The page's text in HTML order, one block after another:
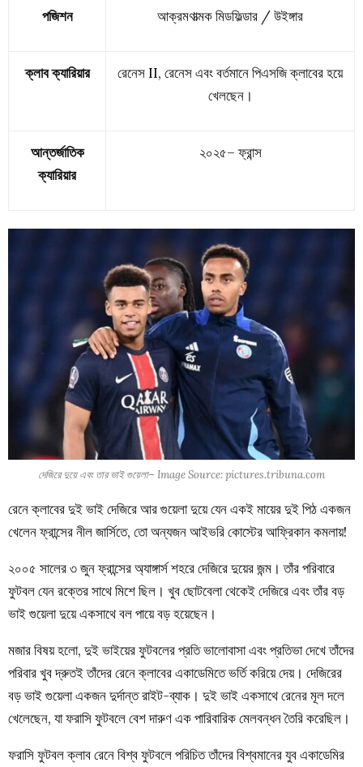
পজিশন আক্রমণাত্মক মিডফিল্ডার / উইঙ্গার
ক্লাব ক্যারিয়ার
রেনেস II, রেনেস এবং বর্তমানে পিএসজি ক্লাবের হয়ে
খেলছেন।
আন্তর্জাতিক
ক্যারিয়ার
২০২৫– ফ্রান্স
দেজিরে দুয়ে এবং তার ভাই গুয়েলা– Image Source: pictures.tribuna.com
রেনে ক্লাবের দুই ভাই দেজিরে আর গুয়েলা দুয়ে যেন একই মায়ের দুই পিঠ একজন
খেলেন ফ্রান্সের নীল জার্সিতে, তো অন্যজন আইভরি কোস্টের আফ্রিকান কমলায়!
২০০৫ সালের ৩ জুন ফ্রান্সের অ্যাঙ্গার্স শহরে দেজিরে দুয়ের জন্ম। তাঁর পরিবারে
ফুটবল যেন রক্তের সাথে মিশে ছিল। খুব ছোটবেলা থেকেই দেজিরে এবং তাঁর বড়
ভাই গুয়েলা দুয়ে একসাথে বল পায়ে বড় হয়েছেন।
মজার বিষয় হলো, দুই ভাইয়ের ফুটবলের প্রতি ভালোবাসা এবং প্রতিভা দেখে তাঁদের
পরিবার খুব দ্রুতই তাঁদের রেনে ক্লাবের একাডেমিতে ভর্তি করিয়ে দেয়। দেজিরের
বড় ভাই গুয়েলা একজন দুর্দান্ত রাইট-ব্যাক। দুই ভাই একসাথে রেনের মূল দলে
খেলেছেন, যা ফরাসি ফুটবলে বেশ দারুণ এক পারিবারিক মেলবন্ধন তৈরি করেছিল।
ফরাসি ফুটবল ক্লাব রেনে বিশ্ব ফুটবলে পরিচিত তাঁদের বিশ্বমানের যুব একাডেমির